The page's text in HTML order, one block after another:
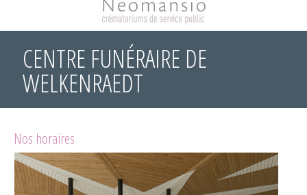
CENTRE FUNÉRAIRE DE
WELKENRAEDT
Nos horaires